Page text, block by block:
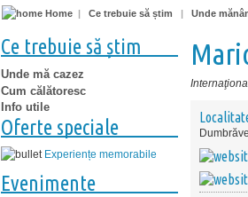
Home | Ce trebuie să știm | Unde
Ce trebuie să știm
Unde mă cazez
Cum călătoresc
Info utile
Oferte speciale
Experiențe memorabile
Evenimente